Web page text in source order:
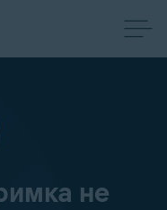
не